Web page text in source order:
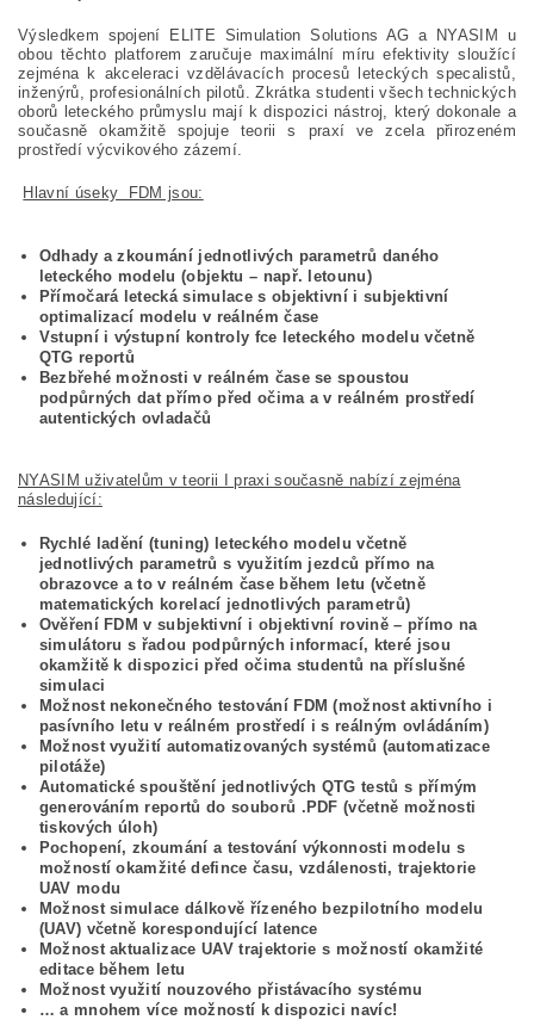
Výsledkem spojení ELITE Simulation Solutions AG a NYASIM u
obou těchto platforem zaručuje maximální míru efektivity sloužící
zejména k akceleraci vzdělávacích procesů leteckých specalistů,
inženýrů, profesionálních pilotů. Zkrátka studenti všech technických
oborů leteckého průmyslu mají k dispozici nástroj, který dokonale a
současně okamžitě spojuje teorii s praxí ve zcela přirozeném
prostředí výcvikového zázemí.
Hlavní úseky FDM jsou:
Odhady a zkoumání jednotlivých parametrů daného
leteckého modelu (objektu – např. letounu)
Přímočará letecká simulace s objektivní i subjektivní
optimalizací modelu v reálném čase
Vstupní i výstupní kontroly fce leteckého modelu včetně
QTG reportů
Bezbřehé možnosti v reálném čase se spoustou
podpůrných dat přímo před očima a v reálném prostředí
autentických ovladačů
NYASIM uživatelům v teorii I praxi současně nabízí zejména
následující:
Rychlé ladění (tuning) leteckého modelu včetně
jednotlivých parametrů s využitím jezdců přímo na
obrazovce a to v reálném čase během letu (včetně
matematických korelací jednotlivých parametrů)
Ověření FDM v subjektivní i objektivní rovině – přímo na
simulátoru s řadou podpůrných informací, které jsou
okamžitě k dispozici před očima studentů na příslušné
simulaci
Možnost nekonečného testování FDM (možnost aktivního i
pasívního letu v reálném prostředí i s reálným ovládáním)
Možnost využití automatizovaných systémů (automatizace
pilotáže)
Automatické spouštění jednotlivých QTG testů s přímým
generováním reportů do souborů .PDF (včetně možnosti
tiskových úloh)
Pochopení, zkoumání a testování výkonnosti modelu s
možností okamžité defince času, vzdálenosti, trajektorie
UAV modu
Možnost simulace dálkově řízeného bezpilotního modelu
(UAV) včetně korespondující latence
Možnost aktualizace UAV trajektorie s možností okamžité
editace během letu
Možnost využití nouzového přistávacího systému
… a mnohem více možností k dispozici navíc!